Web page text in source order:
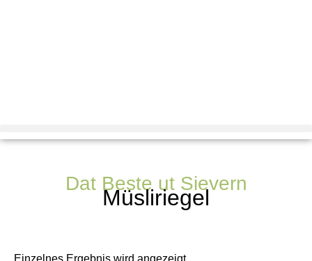
Dat Beste ut Sievern
Müsliriegel
Einzelnes Ergebnis wird angezeigt